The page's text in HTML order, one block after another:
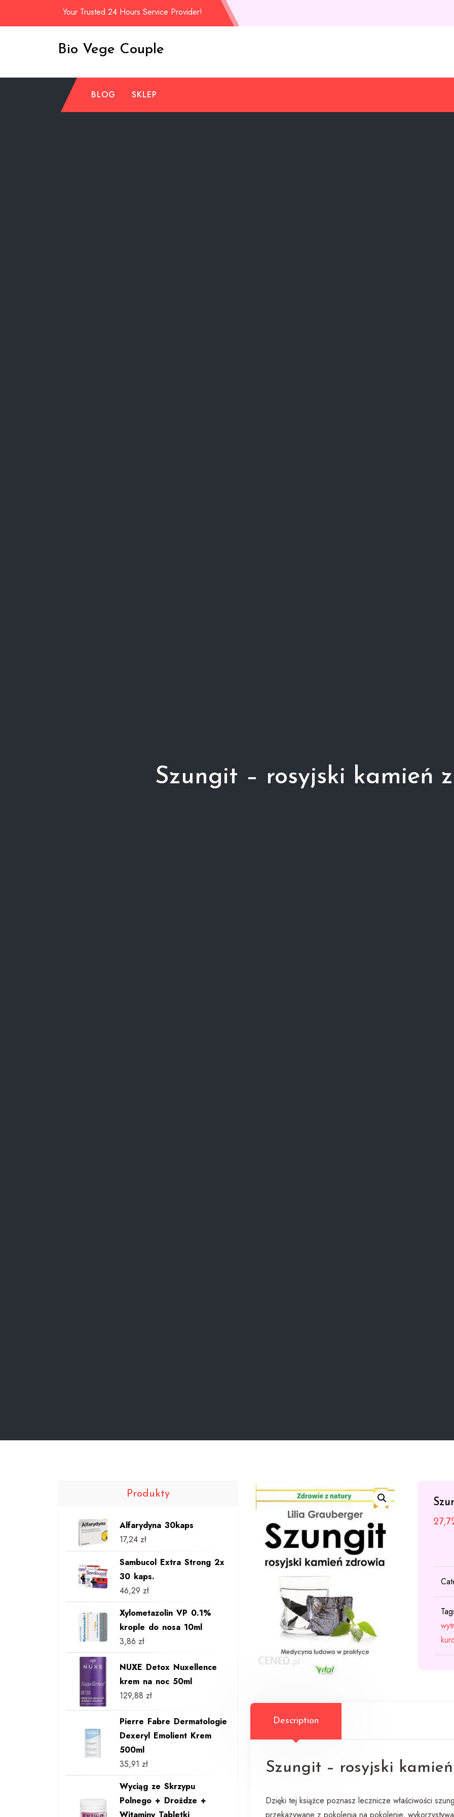
Your Trusted 24 Hours Service Provider!
Bio Vege Couple
BLOG SKLEP
Szungit – rosyjski kamień
Description
Szungit – rosyjski
Dzięki tej książce poznasz lecznicze właściwości
Produkty
Alfarydyna 30kaps
17,24 zł
Sambucol Extra Strong 2x
30 kaps.
46,29 zł
Xylometazolin VP 0.1%
krople do nosa 10ml
3,86 zł
NUXE Detox Nuxellence
krem na noc 50ml
129,88 zł
Pierre Fabre Dermatologie
Dexeryl Emolient Krem
500ml
35,91 zł
Wyciąg ze Skrzypu
Polnego + Drożdze +